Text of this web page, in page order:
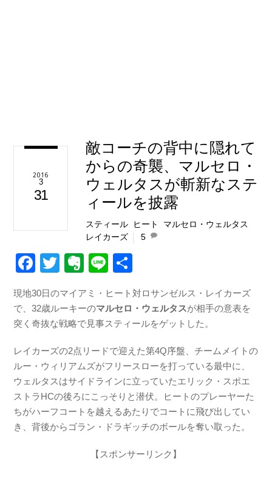
2016
3
31
敵コーチの背中に隠れて
からの奇襲、マルセロ・
ウェルタスが斬新なステ
ィールを披露
スティール ヒート マルセロ・ウェルタス
レイカーズ
5
F
c
e
o
o
k
T
tt
er
E
er
n
e
Li
e
有
現地30日のマイアミ・ヒート対ロサンゼルス・レイカーズ
で、32歳ルーキーのマルセロ・ウェルタスが相手の意表を
突く奇抜な戦略で見事スティールをゲットした。
レイカーズの2点リードで迎えた第4Q序盤、チームメイトの
ルー・ウィリアムズがフリースローを打っている最中に、
ウェルタスはサイドラインに立っていたエリック・スポエ
ストラHCの後ろにこっそりと潜伏。ヒートのプレーヤーた
ちがハーフコートを越えるあたりでコートに飛び出してい
き、背後からゴラン・ドラギッチのボールを奪い取った。
【スポンサーリンク】